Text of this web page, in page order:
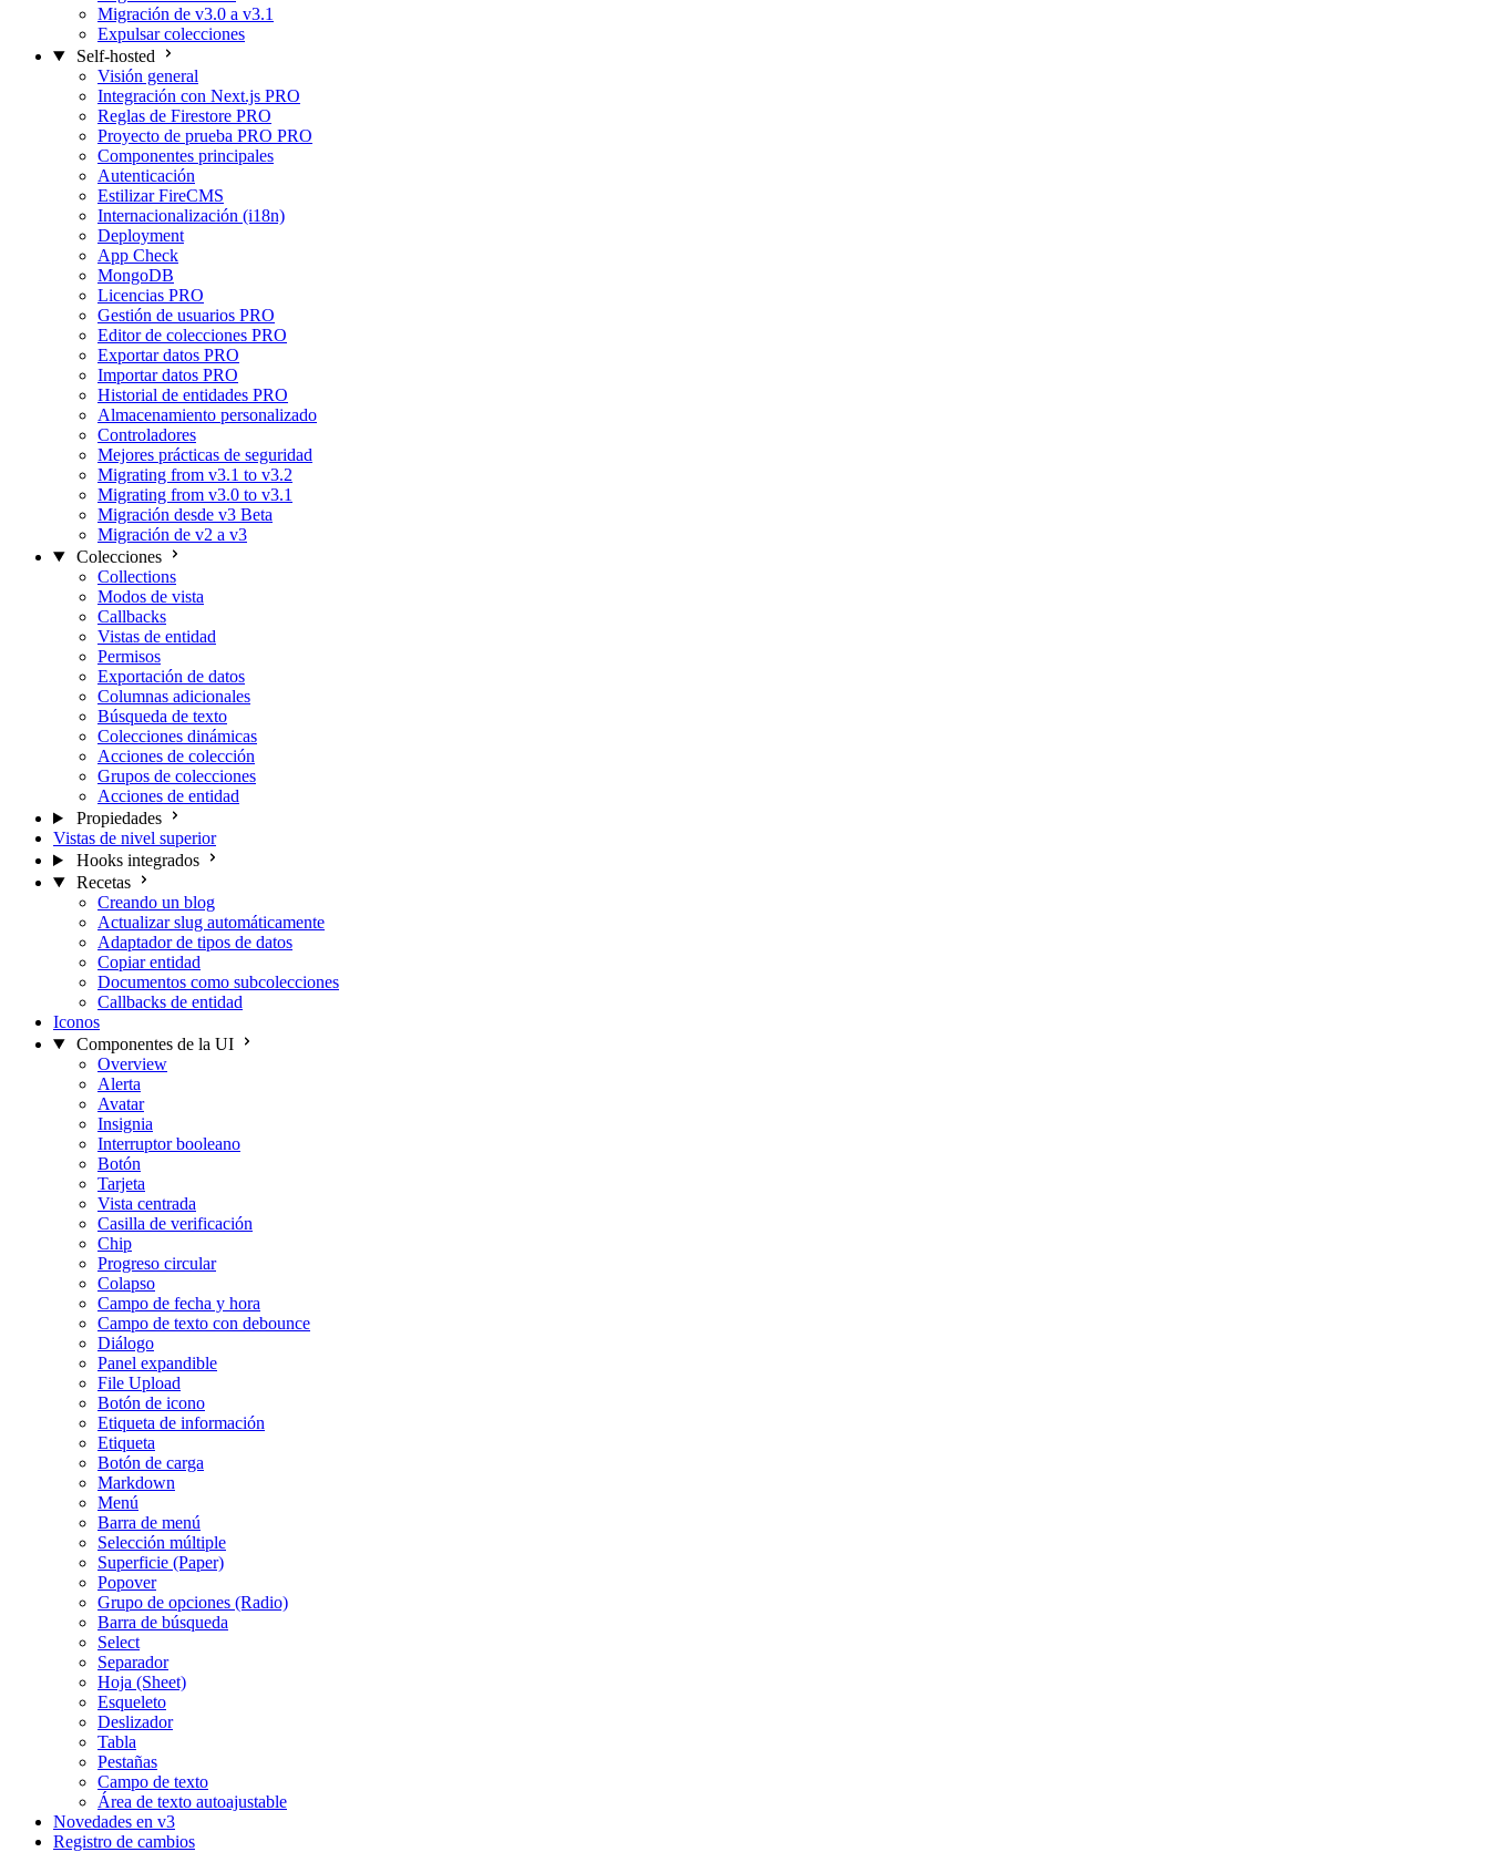
Migración de v3.0 a v3.1
Expulsar colecciones
Self-hosted
Visión general
Integración con Next.js PRO
Reglas de Firestore PRO
Proyecto de prueba PRO PRO
Componentes principales
Autenticación
Estilizar FireCMS
Internacionalización (i18n)
Deployment
App Check
MongoDB
Licencias PRO
Gestión de usuarios PRO
Editor de colecciones PRO
Exportar datos PRO
Importar datos PRO
Historial de entidades PRO
Almacenamiento personalizado
Controladores
Mejores prácticas de seguridad
Migrating from v3.1 to v3.2
Migrating from v3.0 to v3.1
Migración desde v3 Beta
Migración de v2 a v3
Colecciones
Collections
Modos de vista
Callbacks
Vistas de entidad
Permisos
Exportación de datos
Columnas adicionales
Búsqueda de texto
Colecciones dinámicas
Acciones de colección
Grupos de colecciones
Acciones de entidad
Propiedades
Vistas de nivel superior
Hooks integrados
Recetas
Creando un blog
Actualizar slug automáticamente
Adaptador de tipos de datos
Copiar entidad
Documentos como subcolecciones
Callbacks de entidad
Iconos
Componentes de la UI
Overview
Alerta
Avatar
Insignia
Interruptor booleano
Botón
Tarjeta
Vista centrada
Casilla de verificación
Chip
Progreso circular
Colapso
Campo de fecha y hora
Campo de texto con debounce
Diálogo
Panel expandible
File Upload
Botón de icono
Etiqueta de información
Etiqueta
Botón de carga
Markdown
Menú
Barra de menú
Selección múltiple
Superficie (Paper)
Popover
Grupo de opciones (Radio)
Barra de búsqueda
Select
Separador
Hoja (Sheet)
Esqueleto
Deslizador
Tabla
Pestañas
Campo de texto
Área de texto autoajustable
Novedades en v3
Registro de cambios